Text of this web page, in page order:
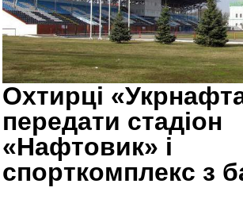
Охтирці
передати стадіон
«Нафтовик» і
спорткомплекс з